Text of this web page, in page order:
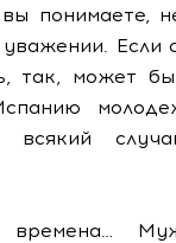
понимаете,
Если
так, может